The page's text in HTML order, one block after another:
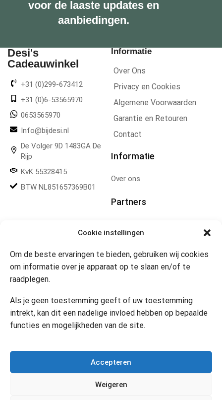
Cookie instellingen
Om de beste ervaringen te bieden, gebruiken wij cookies
om informatie over je apparaat op te slaan en/of te
raadplegen.
Als je geen toestemming geeft of uw toestemming
intrekt, kan dit een nadelige invloed hebben op bepaalde
functies en mogelijkheden van de site.
Accepteren
Weigeren
voor de laaste updates en
aanbiedingen.
Desi's
Cadeauwinkel
+31 (0)299-673412
+31 (0)6-53565970
0653565970
Info@bijdesi.nl
De Volger 9D 1483GA De
Rijp
KvK 55328415
BTW NL851657369B01
Informatie
Over Ons
Privacy en Cookies
Algemene Voorwaarden
Garantie en Retouren
Contact
Informatie
Over ons
Partners
Openingstijden
Website 24/7
Contact
in te schakelen
Copyright © 2024 Desi’s Cadeauwinkel –Bijdesi.nl.